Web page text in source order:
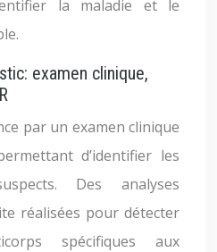
la maladie et le
examen clinique,
par un examen clinique
d’identifier les
Des analyses
réalisées pour détecter
spécifiques aux